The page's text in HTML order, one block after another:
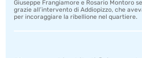
Giuseppe Frangiamore e Rosario Montoro
grazie all’intervento di Addiopizzo, che
per incoraggiare la ribellione nel quartiere.